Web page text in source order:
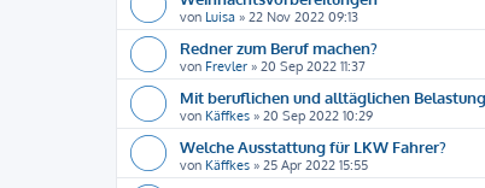
von Luisa » 22 Nov 2022 09:13
Redner zum Beruf machen?
von Frevler » 20 Sep 2022 11:37
Mit beruflichen und alltäglichen
von Käffkes » 20 Sep 2022 10:29
Welche Ausstattung für LKW Fahrer?
von Käffkes » 25 Apr 2022 15:55